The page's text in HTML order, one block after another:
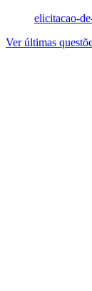
elicitacao-
Ver últimas